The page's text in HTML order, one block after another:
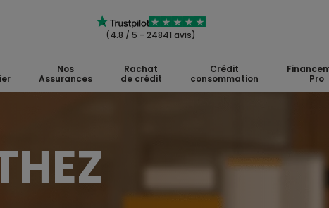
(4.8 / 5 - 24841 avis)
Nos
Assurances
Rachat
de crédit
Crédit
consommation
Pro